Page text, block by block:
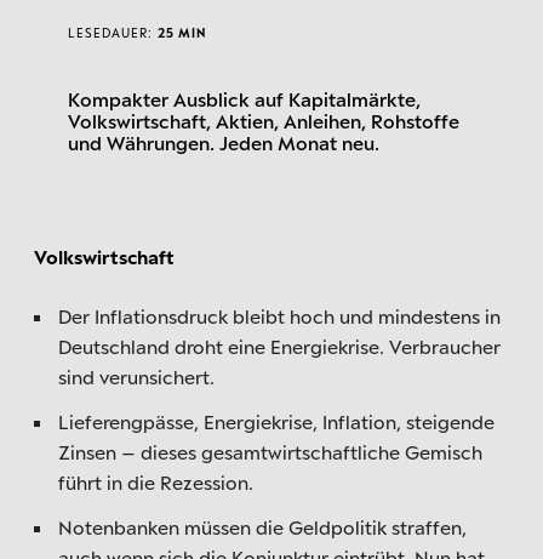
Kompakter Ausblick auf Kapitalmärkte,
Volkswirtschaft, Aktien, Anleihen, Rohstoffe
und Währungen. Jeden Monat neu.
LESEDAUER: 25 MIN
Volkswirtschaft
Der Inflationsdruck bleibt hoch und mindestens in
Deutschland droht eine Energiekrise. Verbraucher
sind verunsichert.
Lieferengpässe, Energiekrise, Inflation, steigende
Zinsen – dieses gesamtwirtschaftliche Gemisch
führt in die Rezession.
Notenbanken müssen die Geldpolitik straffen,